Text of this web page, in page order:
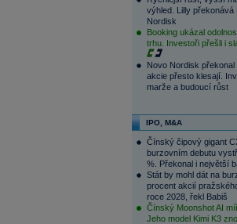
výhled. Lilly překonává
Nordisk
Booking ukázal
trhu. Investoři přešli i
Novo Nordisk překonal
akcie přesto klesají.
marže a budoucí růst
IPO, M&A
Čínský čipový gigant
burzovním debutu
%. Překonal i největší
Stát by mohl dát na
procent akcií
roce 2028, řekl Babiš
Čínský Moonshot AI
Jeho model Kimi K3